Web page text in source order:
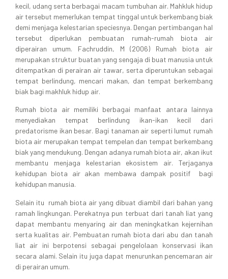
kecil, udang serta berbagai macam tumbuhan air. Mahkluk hidup
air tersebut memerlukan tempat tinggal untuk berkembang biak
demi menjaga kelestarian speciesnya. Dengan pertimbangan hal
tersebut diperlukan pembuatan rumah-rumah biota air
diperairan umum. Fachruddin, M (2006) Rumah biota air
merupakan struktur buatan yang sengaja di buat manusia untuk
ditempatkan di perairan air tawar, serta diperuntukan sebagai
tempat berlindung, mencari makan, dan tempat berkembang
biak bagi makhluk hidup air.
Rumah biota air memiliki berbagai manfaat antara lainnya
menyediakan tempat berlindung ikan-ikan kecil dari
predatorisme ikan besar. Bagi tanaman air seperti lumut rumah
biota air merupakan tempat tempelan dan tempat berkembang
biak yang mendukung. Dengan adanya rumah biota air, akan ikut
membantu menjaga kelestarian ekosistem air. Terjaganya
kehidupan biota air akan membawa dampak positif bagi
kehidupan manusia.
Selain itu rumah biota air yang dibuat diambil dari bahan yang
ramah lingkungan. Perekatnya pun terbuat dari tanah liat yang
dapat membantu menyaring air dan meningkatkan kejernihan
serta kualitas air. Pembuatan rumah biota dari abu dan tanah
liat air ini berpotensi sebagai pengelolaan konservasi ikan
secara alami. Selain itu juga dapat menurunkan pencemaran air
di perairan umum.